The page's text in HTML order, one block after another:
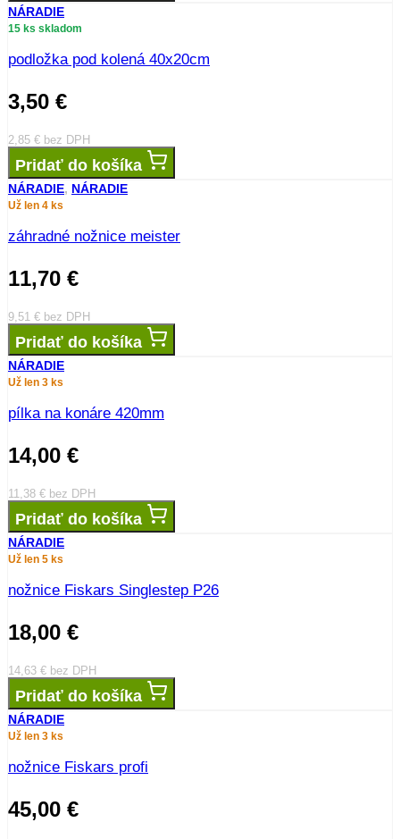
NÁRADIE
15 ks skladom
podložka pod kolená 40x20cm
3,50 €
2,85 € bez DPH
Pridať do košíka
NÁRADIE, NÁRADIE
Už len 4 ks
záhradné nožnice meister
11,70 €
9,51 € bez DPH
Pridať do košíka
NÁRADIE
Už len 3 ks
pílka na konáre 420mm
14,00 €
11,38 € bez DPH
Pridať do košíka
NÁRADIE
Už len 5 ks
nožnice Fiskars Singlestep P26
18,00 €
14,63 € bez DPH
Pridať do košíka
NÁRADIE
Už len 3 ks
nožnice Fiskars profi
45,00 €